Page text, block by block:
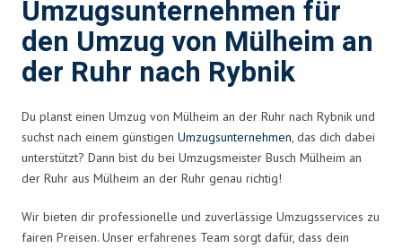
Umzugsunternehmen für
den Umzug von Mülheim an
der Ruhr nach Rybnik
Du planst einen Umzug von Mülheim an der Ruhr nach Rybnik und
suchst nach einem günstigen Umzugsunternehmen, das dich dabei
unterstützt? Dann bist du bei Umzugsmeister Busch Mülheim an
der Ruhr aus Mülheim an der Ruhr genau richtig!
Wir bieten dir professionelle und zuverlässige Umzugsservices zu
fairen Preisen. Unser erfahrenes Team sorgt dafür, dass dein